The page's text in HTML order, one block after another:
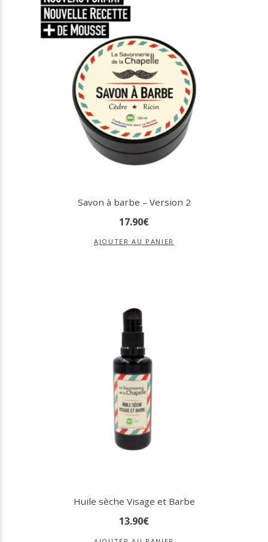
Savon à barbe – Version 2
17.90€
AJOUTER AU PANIER
Huile sèche Visage et Barbe
13.90€